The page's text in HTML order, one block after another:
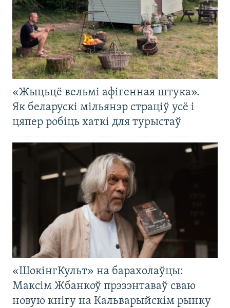
«Жыцьцё вельмі афігенная штука».
Як беларускі мільянэр страціў усё і
цяпер робіць хаткі для турыстаў
«ШокінгКульт» на барахолаўцы:
Максім Жбанкоў прэзэнтаваў сваю
новую кнігу на Кальварыйскім рынку